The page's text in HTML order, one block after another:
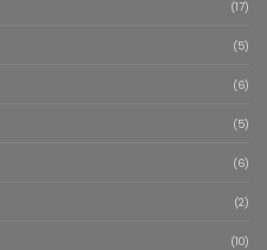
(17)
(5)
(6)
(5)
(6)
(2)
(10)